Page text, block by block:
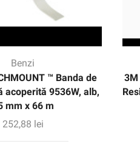
Benzi
™ Banda de
acoperită 9536W, alb,
mm x 66 m
252,88 lei